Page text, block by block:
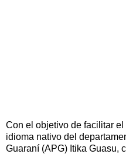
Con el objetivo de facilitar
idioma nativo del
Guaraní (APG) Itika Guasu,